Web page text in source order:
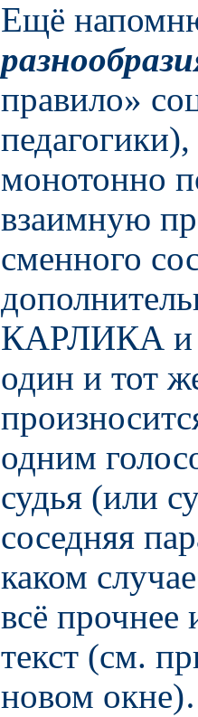
Ещё
правило»
монотонно
взаимную
сменного
КАРЛИКА и
один и тот
одним
судья (или
соседняя
каком
всё прочнее
текст (см.
новом